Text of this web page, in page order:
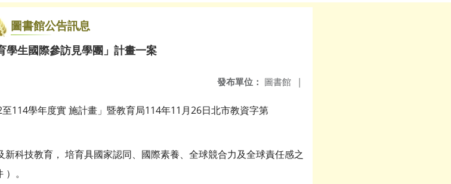
圖書館公告訊息
學生國際參訪見學團」計畫一案
發布單位： 圖書館 |
114學年度實 施計畫」暨教育局114年11月26日北市教資字第
科技教育， 培育具國家認同、國際素養、全球競合力及全球責任感之
。